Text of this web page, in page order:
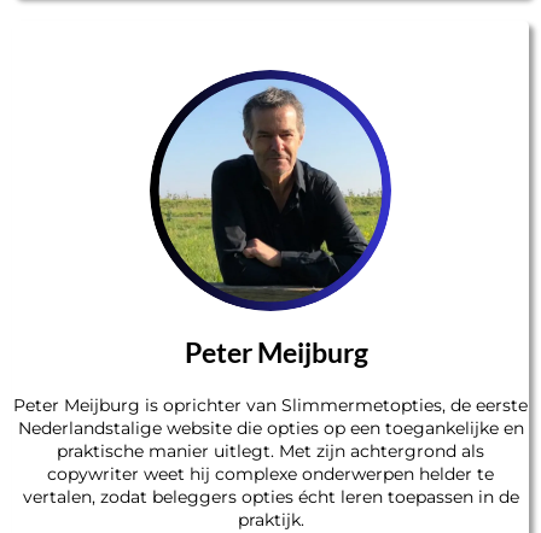
Peter Meijburg
Peter Meijburg is oprichter van Slimmermetopties, de eerste
Nederlandstalige website die opties op een toegankelijke en
praktische manier uitlegt. Met zijn achtergrond als
copywriter weet hij complexe onderwerpen helder te
vertalen, zodat beleggers opties écht leren toepassen in de
praktijk.